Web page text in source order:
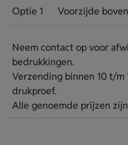
Optie 1 Voorzijde
Neem contact op voor
bedrukkingen.
Verzending binnen 10 t/m
drukproef.
Alle genoemde prijzen